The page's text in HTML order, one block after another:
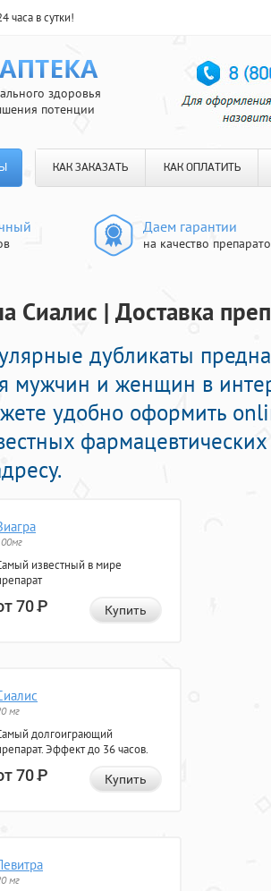
часа в сутки!
здоровья
потенции
КАК ЗАКАЗАТЬ КАК ОПЛАТИТЬ
Даем гарантии
на качество
Сиалис | Доставка
дубликаты
мужчин и женщин в
удобно оформить
известный в мире
70Р Купить
мг
долгоиграющий
Эффект до 36 часов.
70Р Купить
мг